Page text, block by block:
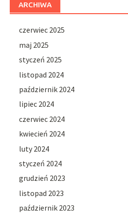
ARCHIWA
czerwiec 2025
maj 2025
styczeń 2025
listopad 2024
październik 2024
lipiec 2024
czerwiec 2024
kwiecień 2024
luty 2024
styczeń 2024
grudzień 2023
listopad 2023
październik 2023